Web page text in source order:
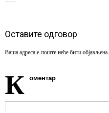
Оставите одговор
Ваша адреса е-поште неће бити објављена.
К оментар